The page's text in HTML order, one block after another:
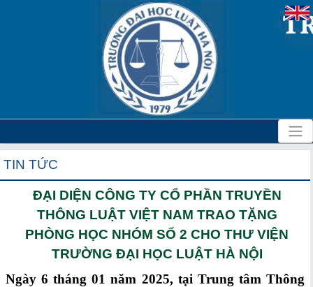
TIN TỨC
ĐẠI DIỆN CÔNG TY CỔ PHẦN TRUYỀN
THÔNG LUẬT VIỆT NAM TRAO TẶNG
PHÒNG HỌC NHÓM SỐ 2 CHO THƯ VIỆN
TRƯỜNG ĐẠI HỌC LUẬT HÀ NỘI
Ngày 6 tháng 01 năm 2025, tại Trung tâm Thông